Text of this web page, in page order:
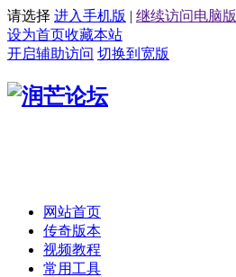
请选择 进入手机版 | 继续访问电脑版
设为首页收藏本站
开启辅助访问 切换到宽版
网站首页
传奇版本
视频教程
常用工具